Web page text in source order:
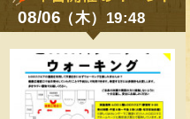
08/06（木）19:48